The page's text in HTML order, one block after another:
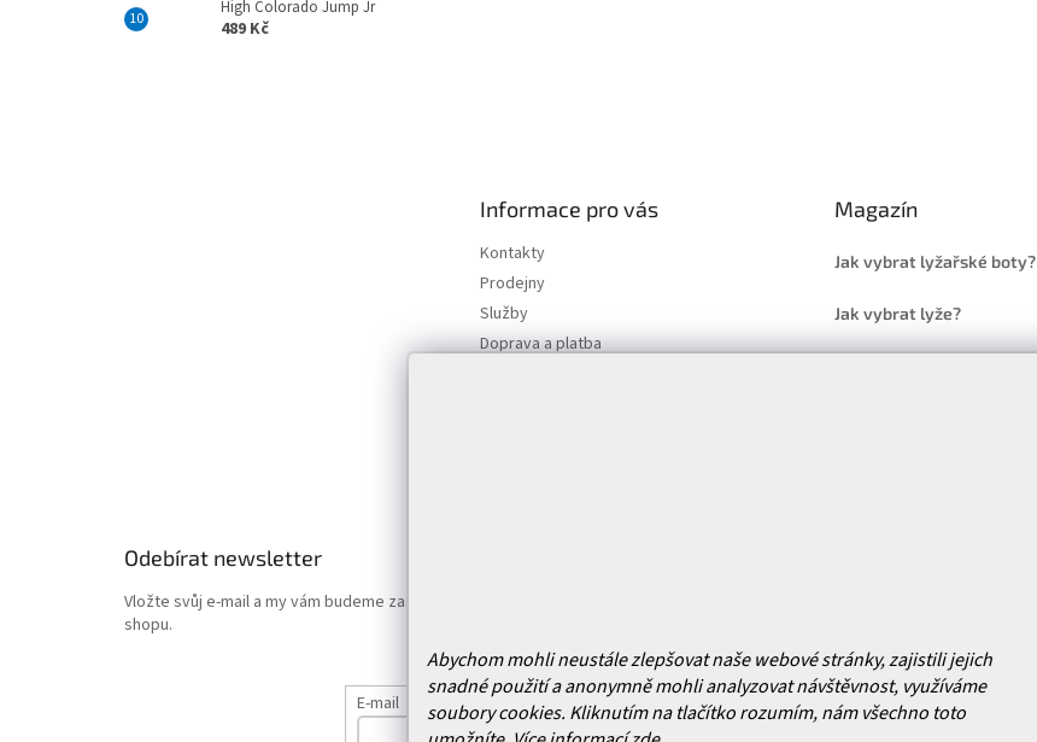
Abychom mohli neustále zlepšovat naše webové stránky, zajistili jejich
snadné použití a anonymně mohli analyzovat návštěvnost, využíváme
soubory cookies. Kliknutím na tlačítko rozumím, nám všechno toto
High Colorado Jump Jr
489 Kč
Informace pro vás
Kontakty
Prodejny
Služby
Doprava a platba
Magazín
Jak vybrat lyžařské boty?
Jak vybrat lyže?
Odebírat newsletter
Vložte svůj e-mail a my vám budeme zasílat informace o nových produktech na našem e-
shopu.
E-mail